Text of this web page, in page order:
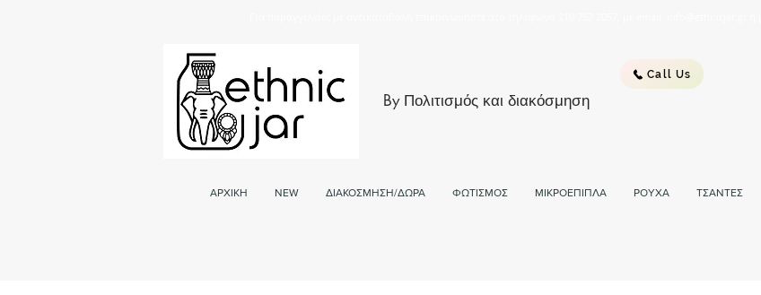
Call Us
By Πολιτισμός και διακόσμηση
ΑΡΧΙΚΗ NEW ΔΙΑΚΟΣΜΗΣΗ/ΔΩΡΑ ΦΩΤΙΣΜΟΣ ΜΙΚΡΟΕΠΙΠΛΑ ΡΟΥΧΑ ΤΣΑΝΤΕΣ